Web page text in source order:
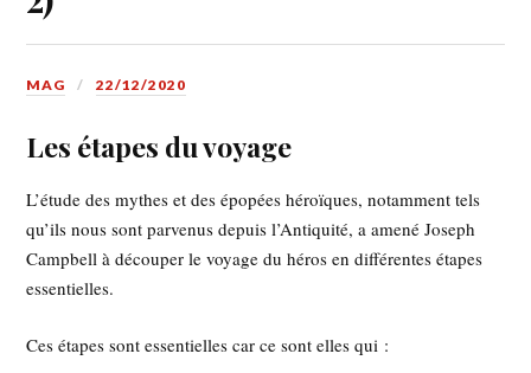
MAG 22/12/2020
Les étapes du voyage
L’étude des mythes et des épopées héroïques, notamment tels
qu’ils nous sont parvenus depuis l’Antiquité, a amené Joseph
Campbell à découper le voyage du héros en différentes étapes
essentielles.
Ces étapes sont essentielles car ce sont elles qui :